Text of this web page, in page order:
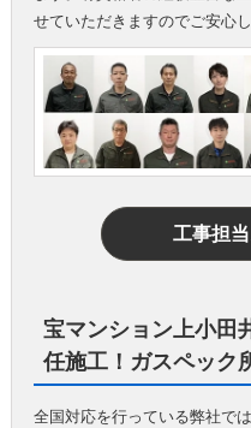
せていただきますのでご安心
工事担
宝マンション上小田
任施工！ガスペック
全国対応を行っている弊社で